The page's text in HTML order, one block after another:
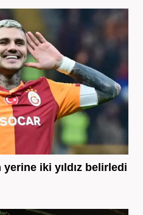
iki yıldız belirledi